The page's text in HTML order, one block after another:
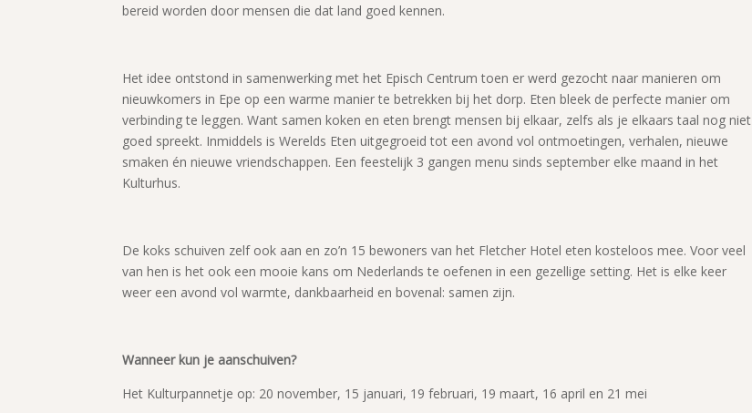
bereid worden door mensen die dat land goed kennen.
Het idee ontstond in samenwerking met het Episch Centrum toen er werd gezocht naar manieren om
nieuwkomers in Epe op een warme manier te betrekken bij het dorp. Eten bleek de perfecte manier om
verbinding te leggen. Want samen koken en eten brengt mensen bij elkaar, zelfs als je elkaars taal nog niet
goed spreekt. Inmiddels is Werelds Eten uitgegroeid tot een avond vol ontmoetingen, verhalen, nieuwe
smaken én nieuwe vriendschappen. Een feestelijk 3 gangen menu sinds september elke maand in het
Kulturhus.
De koks schuiven zelf ook aan en zo’n 15 bewoners van het Fletcher Hotel eten kosteloos mee. Voor veel
van hen is het ook een mooie kans om Nederlands te oefenen in een gezellige setting. Het is elke keer
weer een avond vol warmte, dankbaarheid en bovenal: samen zijn.
Wanneer kun je aanschuiven?
Het Kulturpannetje op: 20 november, 15 januari, 19 februari, 19 maart, 16 april en 21 mei